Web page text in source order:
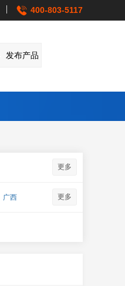
400-803-5117
发布产品
更多
广西 更多